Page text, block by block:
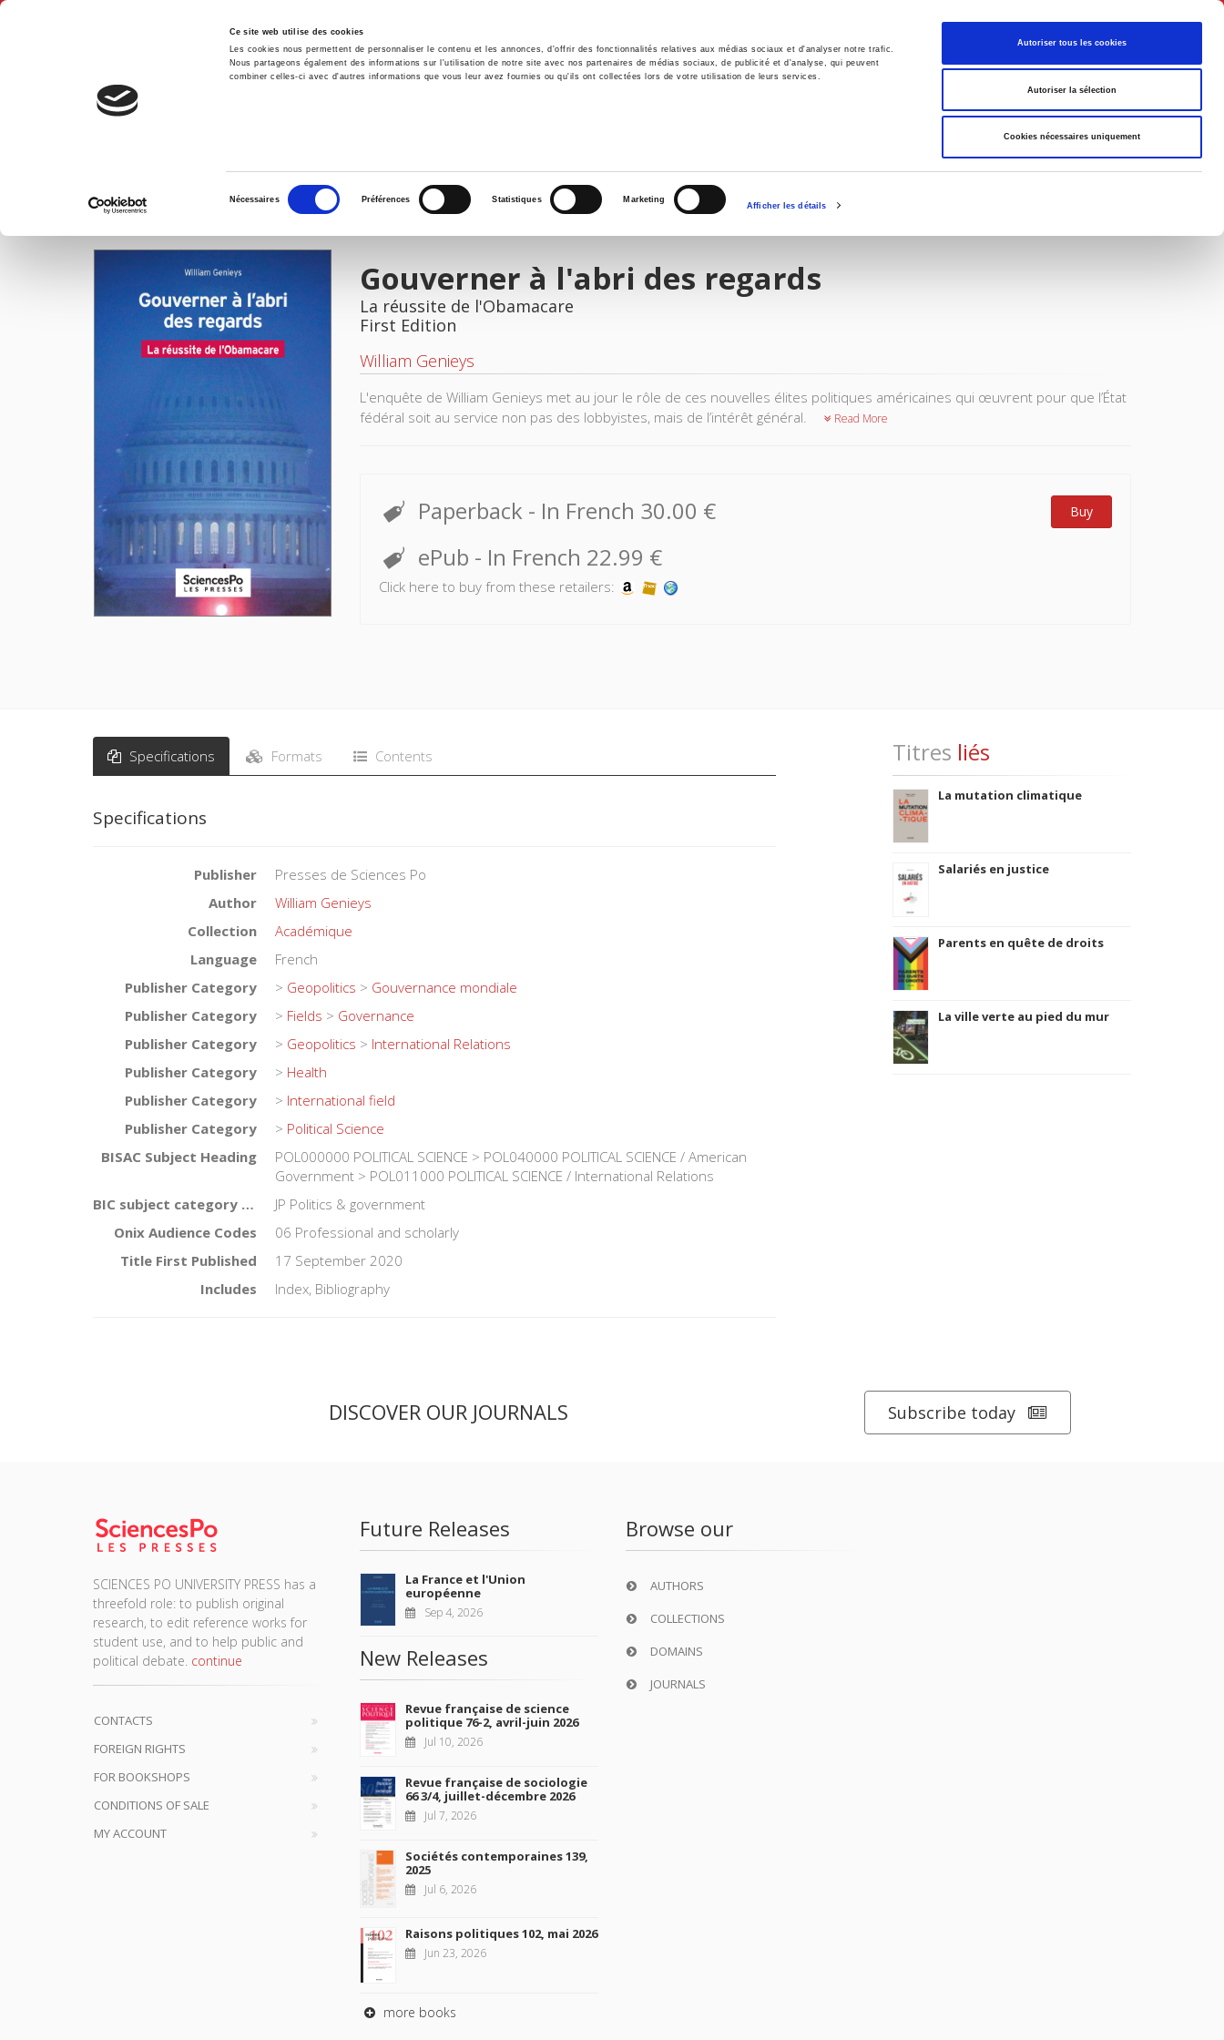
Ce site web utilise des cookies
Les cookies nous permettent de personnaliser le contenu et les annonces, d'offrir des fonctionnalités relatives aux médias sociaux et d'analyser notre trafic.
Nous partageons également des informations sur l'utilisation de notre site avec nos partenaires de médias sociaux, de publicité et d'analyse, qui peuvent
combiner celles-ci avec d'autres informations que vous leur avez fournies ou qu'ils ont collectées lors de votre utilisation de leurs services.
consentement
Nécessaires Préférences Statistiques Marketing
Afficher les détails
Autoriser tous les cookies
Autoriser la sélection
Cookies nécessaires uniquement
English
Home Environment History International Politics
IMAGES
Gouverner à l'abri des regards
La réussite de l'Obamacare
First Edition
William Genieys
L'enquête de William Genieys met au jour le rôle de ces nouvelles élites politiques américaines qui œuvrent pour que l’État
fédéral soit au service non pas des lobbyistes, mais de l’intérêt général.
Read More
Paperback - In French 30.00 € Buy
ePub - In French 22.99 €
Click here to buy from these retailers:
Specifications Formats Contents
Specifications
Publisher
Presses de Sciences Po
Author
William Genieys
Collection
Académique
Language
French
Publisher Category
> Geopolitics > Gouvernance mondiale
Publisher Category
> Fields > Governance
Publisher Category
> Geopolitics > International Relations
Publisher Category
> Health
Publisher Category
> International field
Publisher Category
> Political Science
BISAC Subject Heading
POL000000 POLITICAL SCIENCE > POL040000 POLITICAL SCIENCE / American
Government > POL011000 POLITICAL SCIENCE / International Relations
BIC subject category (UK)
JP Politics & government
Onix Audience Codes
06 Professional and scholarly
Title First Published
17 September 2020
Includes
Index, Bibliography
Titres liés
La mutation climatique
Salariés en justice
Parents en quête de droits
La ville verte au pied du mur
DISCOVER OUR JOURNALS Subscribe today
SCIENCES PO UNIVERSITY PRESS has a
threefold role: to publish original
research, to edit reference works for
student use, and to help public and
political debate. continue
CONTACTS
FOREIGN RIGHTS
FOR BOOKSHOPS
CONDITIONS OF SALE
MY ACCOUNT
Future Releases
La France et l'Union
européenne
Sep 4, 2026
New Releases
Revue française de science
politique 76-2, avril-juin 2026
Jul 10, 2026
Revue française de sociologie
66 3/4, juillet-décembre 2026
Jul 7, 2026
Sociétés contemporaines 139,
2025
Jul 6, 2026
Raisons politiques 102, mai 2026
Jun 23, 2026
more books
Browse our
AUTHORS
COLLECTIONS
DOMAINS
JOURNALS